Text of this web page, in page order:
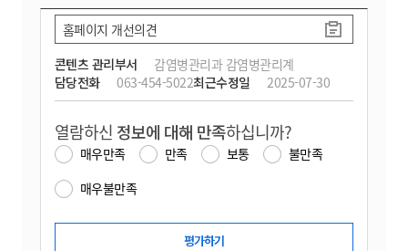
콘텐츠 관리부서
감염병관리과 감염병관리계
담당전화
063-454-5022최근수정일 2025-07-30
홈페이지 개선의견
열람하신 정보에 대해 만족하십니까?
매우만족 만족 보통
불만족
매우불만족